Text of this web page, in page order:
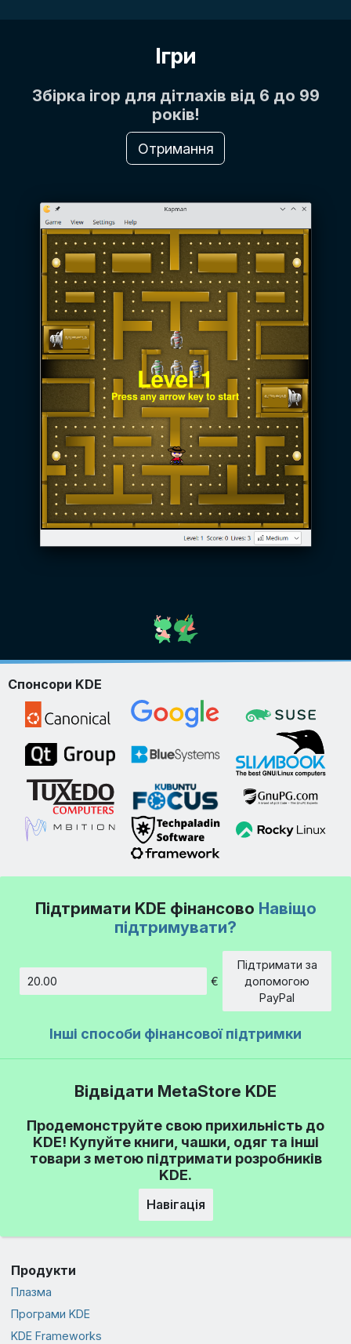
Ігри
Збірка ігор для дітлахів від 6 до 99
років!
Отримання
Спонсори KDE
Підтримати KDE фінансово Навіщо
підтримувати?
€
Підтримати за
допомогою
PayPal
Інші способи фінансової підтримки
Відвідати MetaStore KDE
Продемонструйте свою прихильність до
KDE! Купуйте книги, чашки, одяг та інші
товари з метою підтримати розробників
KDE.
Навігація
Продукти
Плазма
Програми KDE
KDE Frameworks